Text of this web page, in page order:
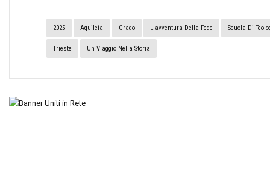
2025 Aquileia Grado L'avventura Della Fede Scuola Di
Trieste Un Viaggio Nella Storia